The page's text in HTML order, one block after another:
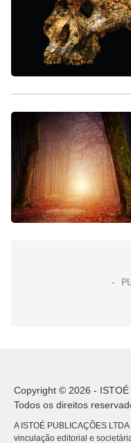
Copyright © 2026 - ISTOÉ
Todos os direitos
A ISTOÉ PUBLICAÇÕES
vinculação editorial e